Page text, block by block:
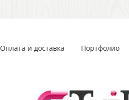
Оплата и доставка Портфолио